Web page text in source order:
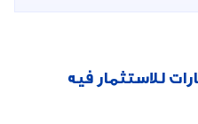
للاستثمار فيه